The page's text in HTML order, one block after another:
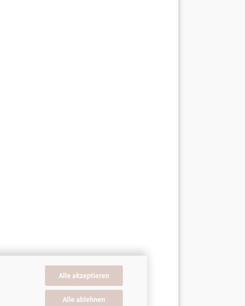
Alle akzeptieren
Alle ablehnen